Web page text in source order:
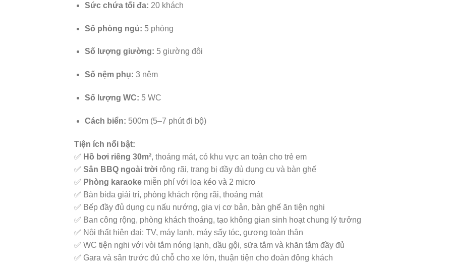
Sức chứa tối đa: 20 khách
Số phòng ngủ: 5 phòng
Số lượng giường: 5 giường đôi
Số nệm phụ: 3 nệm
Số lượng WC: 5 WC
Cách biển: 500m (5–7 phút đi bộ)
Tiện ích nổi bật:
✅ Hồ bơi riêng 30m², thoáng mát, có khu vực an toàn cho trẻ em
✅ Sân BBQ ngoài trời rộng rãi, trang bị đầy đủ dụng cụ và bàn ghế
✅ Phòng karaoke miễn phí với loa kéo và 2 micro
✅ Bàn bida giải trí, phòng khách rộng rãi, thoáng mát
✅ Bếp đầy đủ dụng cụ nấu nướng, gia vị cơ bản, bàn ghế ăn tiện nghi
✅ Ban công rộng, phòng khách thoáng, tạo không gian sinh hoạt chung lý tưởng
✅ Nội thất hiện đại: TV, máy lạnh, máy sấy tóc, gương toàn thân
✅ WC tiện nghi với vòi tắm nóng lạnh, dầu gội, sữa tắm và khăn tắm đầy đủ
✅ Gara và sân trước đủ chỗ cho xe lớn, thuận tiện cho đoàn đông khách